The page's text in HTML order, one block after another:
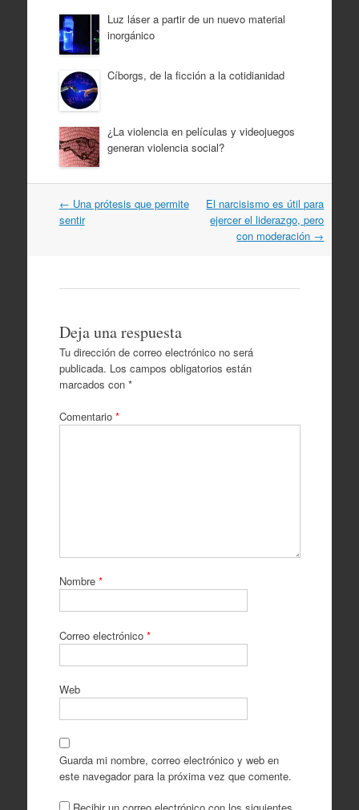
Luz láser a partir de un nuevo material
inorgánico
Cíborgs, de la ficción a la cotidianidad
¿La violencia en películas y videojuegos
generan violencia social?
Navegación
por
← Una prótesis que permite
sentir
El narcisismo es útil para
ejercer el liderazgo, pero
con moderación →
Deja una respuesta
Tu dirección de correo electrónico no será
publicada. Los campos obligatorios están
marcados con *
Comentario *
Nombre *
Correo electrónico *
Web
Guarda mi nombre, correo electrónico y web en
este navegador para la próxima vez que comente.